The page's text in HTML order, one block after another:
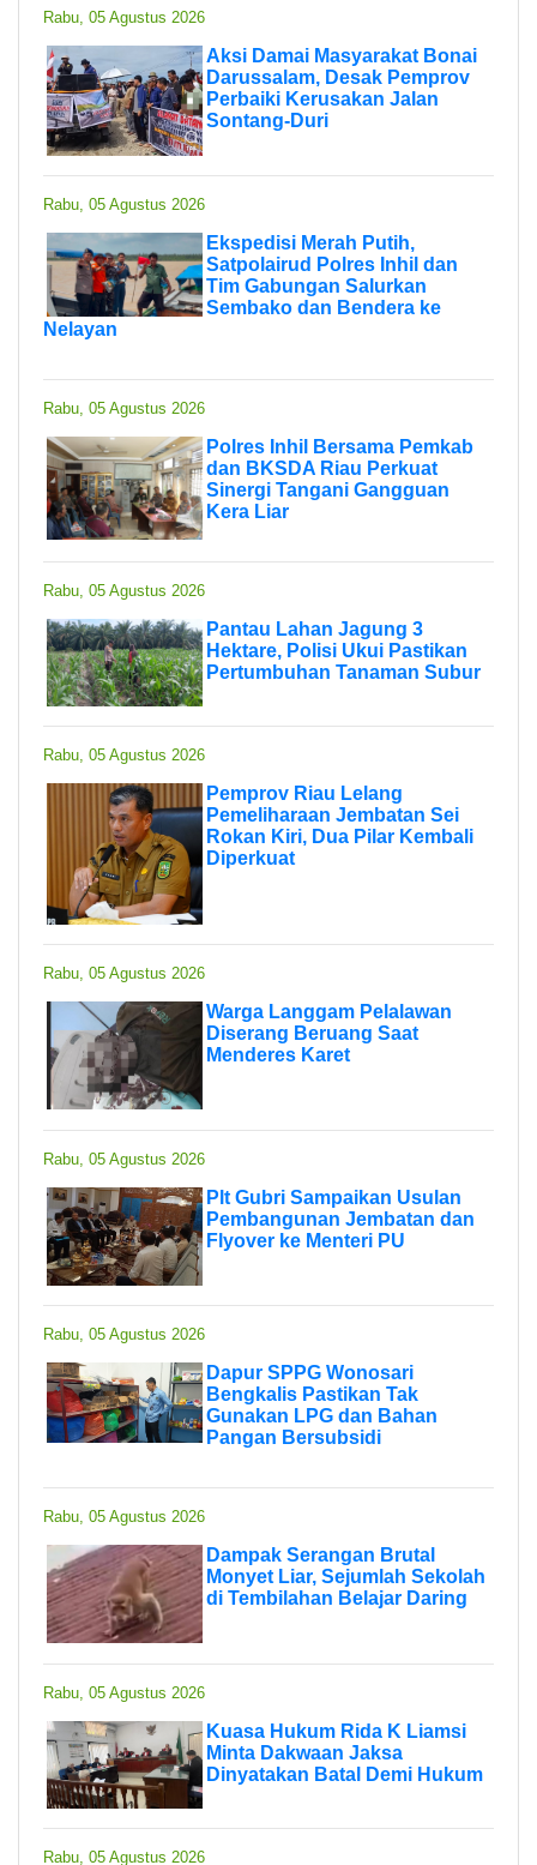
Rabu, 05 Agustus 2026
Aksi Damai Masyarakat Bonai
Darussalam, Desak Pemprov
Perbaiki Kerusakan Jalan
Sontang-Duri
Rabu, 05 Agustus 2026
Ekspedisi Merah Putih,
Satpolairud Polres Inhil dan
Tim Gabungan Salurkan
Sembako dan Bendera ke
Nelayan
Rabu, 05 Agustus 2026
Polres Inhil Bersama Pemkab
dan BKSDA Riau Perkuat
Sinergi Tangani Gangguan
Kera Liar
Rabu, 05 Agustus 2026
Pantau Lahan Jagung 3
Hektare, Polisi Ukui Pastikan
Pertumbuhan Tanaman Subur
Rabu, 05 Agustus 2026
Pemprov Riau Lelang
Pemeliharaan Jembatan Sei
Rokan Kiri, Dua Pilar Kembali
Diperkuat
Rabu, 05 Agustus 2026
Warga Langgam Pelalawan
Diserang Beruang Saat
Menderes Karet
Rabu, 05 Agustus 2026
Plt Gubri Sampaikan Usulan
Pembangunan Jembatan dan
Flyover ke Menteri PU
Rabu, 05 Agustus 2026
Dapur SPPG Wonosari
Bengkalis Pastikan Tak
Gunakan LPG dan Bahan
Pangan Bersubsidi
Rabu, 05 Agustus 2026
Dampak Serangan Brutal
Monyet Liar, Sejumlah Sekolah
di Tembilahan Belajar Daring
Rabu, 05 Agustus 2026
Kuasa Hukum Rida K Liamsi
Minta Dakwaan Jaksa
Dinyatakan Batal Demi Hukum
Rabu, 05 Agustus 2026